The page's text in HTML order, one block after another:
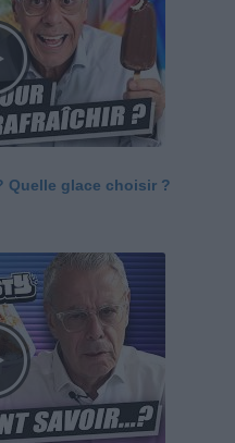
Quelle glace choisir ?